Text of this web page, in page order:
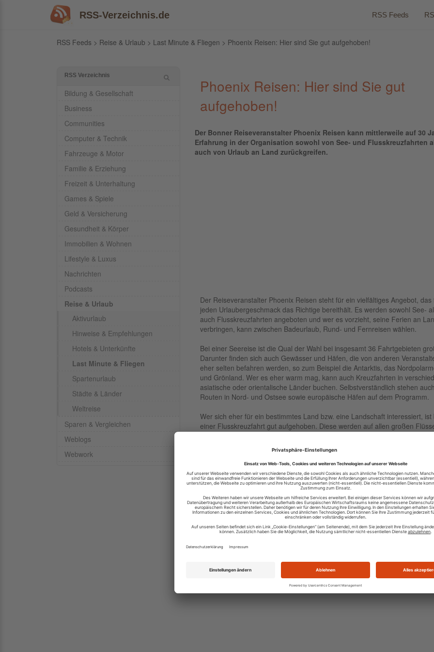
RSS-Verzeichnis.de RSS Feeds
RSS Feeds > Reise & Urlaub > Last Minute & Fliegen > Phoenix Reisen: Hier sind Sie gut aufgehoben!
RSS Verzeichnis
Bildung & Gesellschaft
Business
Communities
Computer & Technik
Fahrzeuge & Motor
Familie & Erziehung
Freizeit & Unterhaltung
Games & Spiele
Geld & Versicherung
Gesundheit & Körper
Immobilien & Wohnen
Lifestyle & Luxus
Nachrichten
Podcasts
Reise & Urlaub
Aktivurlaub
Hinweise & Empfehlungen
Hotels & Unterkünfte
Last Minute & Fliegen
Spartenurlaub
Städte & Länder
Weltreise
Sparen & Vergleichen
Weblogs
Webwork
Phoenix Reisen: Hier sind Sie gut
aufgehoben!
Der Bonner Reiseveranstalter Phoenix Reisen kann mittlerweile auf 30
Erfahrung in der Organisation sowohl von See- und Flusskreuzfahrten
auch von Urlaub an Land zurückgreifen.
Der Reiseveranstalter Phoenix Reisen steht für ein vielfältiges Angebot, das
jeden Urlaubergeschmack das Richtige bereithält. Es werden sowohl See-
auch Flusskreuzfahrten angeboten und wer es vorzieht, seine Ferien an
verbringen, kann zwischen Badeurlaub, Rund- und Fernreisen wählen.
Bei einer Seereise ist die Qual der Wahl bei insgesamt 36 Fahrtgebieten
Darunter finden sich auch Gewässer und Häfen, die von anderen
eher selten befahren werden, so zum Beispiel die Antarktis, das
und Grönland. Wer es eher warm mag, kann auch Kreuzfahrten in
asiatische oder orientalische Länder buchen. Selbstverständlich stehen auch
Routen in Nord- und Ostsee sowie europäische Häfen auf dem Programm.
Wer sich eher für ein bestimmtes Land bzw. eine Landschaft interessiert, ist
einer Flusskreuzfahrt gut aufgehoben. Diese werden auf allen großen
auch Fahrten auf deutschen Flüssen wie Rhein, Donau, Elbe, Havel, Oder,
und Mosel angeboten. Als besonderer Leckerbissen können auch
auf den russischen Flüssen Don und Dnepr gebucht werden.
Die Ausstattung der Schiffe ist sehr unterschiedlich und auch hier ist für
Anspruch - von einfach bis luxuriös - das Gewünschte zu haben.
Wer es hingegen vorzieht, seinen Urlaub mit festem Boden unter den
verbringen, kann bei Phoenix Reisen zwischen einem Badeurlaub sowie
Rund- oder Fernreise wählen. Natürlich können auch verschiedene
miteinander verbunden werden, so zum Beispiel eine Rundreise mit einem
orientalische Länder.